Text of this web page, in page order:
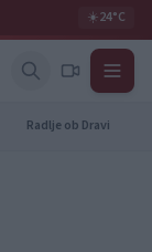
☀️24°C
Radlje ob Dravi